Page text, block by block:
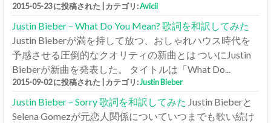
2015-05-23 に投稿された カテゴリ:Avicii
Justin Bieber – What Do You Mean? 歌詞を和訳してみた
Justin Bieberが満を持して放つ、おしゃれハウス時代を
予感させる圧倒的なクオリティの新曲とは ついにJustin
Bieberが新曲を発表した。 タイトルは「What Do...
2015-09-02 に投稿された カテゴリ:Justin Bieber
Justin Bieber – Sorry 歌詞を和訳してみた Justin Bieberと
Selena Gomezが元恋人関係についていつまでも歌い続け